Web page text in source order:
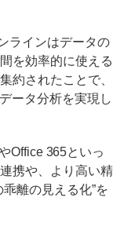
ラインはデータの
を効率的に使える
約されたことで、
ータ分析を実現し
Office 365といっ
携や、より高い精
離の見える化”を